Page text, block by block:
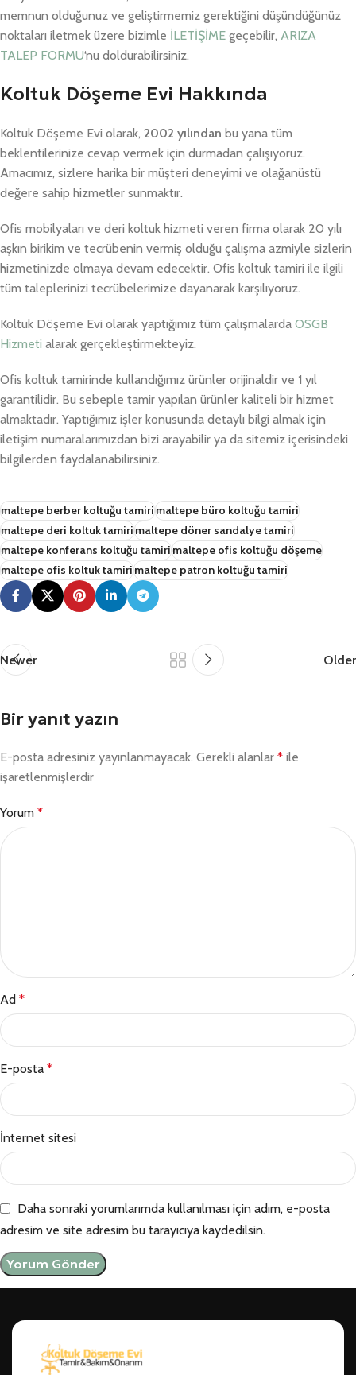
memnun olduğunuz ve geliştirmemiz gerektiğini düşündüğünüz
noktaları iletmek üzere bizimle İLETİŞİME geçebilir, ARIZA
TALEP FORMU‘nu doldurabilirsiniz.
Koltuk Döşeme Evi Hakkında
Koltuk Döşeme Evi olarak, 2002 yılından bu yana tüm
beklentilerinize cevap vermek için durmadan çalışıyoruz.
Amacımız, sizlere harika bir müşteri deneyimi ve olağanüstü
değere sahip hizmetler sunmaktır.
Ofis mobilyaları ve deri koltuk hizmeti veren firma olarak 20 yılı
aşkın birikim ve tecrübenin vermiş olduğu çalışma azmiyle sizlerin
hizmetinizde olmaya devam edecektir. Ofis koltuk tamiri ile ilgili
tüm taleplerinizi tecrübelerimize dayanarak karşılıyoruz.
Koltuk Döşeme Evi olarak yaptığımız tüm çalışmalarda OSGB
Hizmeti alarak gerçekleştirmekteyiz.
Ofis koltuk tamirinde kullandığımız ürünler orijinaldir ve 1 yıl
garantilidir. Bu sebeple tamir yapılan ürünler kaliteli bir hizmet
almaktadır. Yaptığımız işler konusunda detaylı bilgi almak için
iletişim numaralarımızdan bizi arayabilir ya da sitemiz içerisindeki
bilgilerden faydalanabilirsiniz.
maltepe berber koltuğu tamirimaltepe büro koltuğu tamiri
maltepe deri koltuk tamirimaltepe döner sandalye tamiri
maltepe konferans koltuğu tamirimaltepe ofis koltuğu döşeme
maltepe ofis koltuk tamirimaltepe patron koltuğu tamiri
Newer Older
Bir yanıt yazın
E-posta adresiniz yayınlanmayacak. Gerekli alanlar * ile
işaretlenmişlerdir
Yorum *
Ad *
E-posta *
İnternet sitesi
Daha sonraki yorumlarımda kullanılması için adım, e-posta
adresim ve site adresim bu tarayıcıya kaydedilsin.